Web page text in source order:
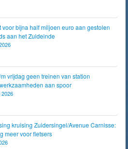
voor bijna half miljoen euro aan gestolen
aan het Zuideinde
vrijdag geen treinen van station
aan spoor
2026
kruising Zuidersingel/Avenue Carnisse:
meer voor fietsers